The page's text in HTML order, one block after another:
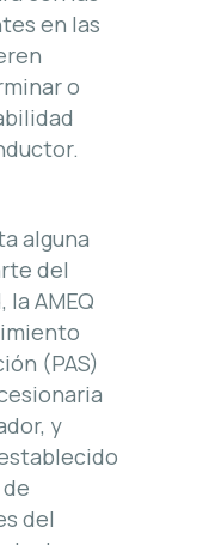
en las
o
alguna
del
AMEQ
(PAS)
y
del